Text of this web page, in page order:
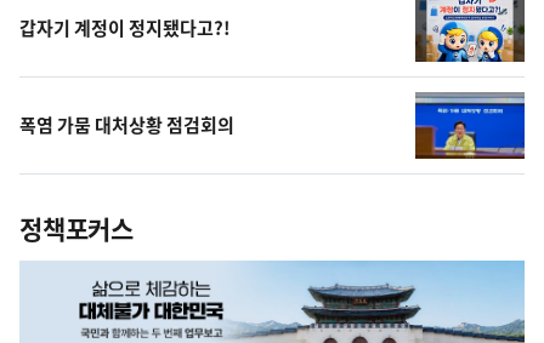
갑자기 계정이 정지됐다고?!
폭염 가뭄 대처상황 점검회의
정책포커스